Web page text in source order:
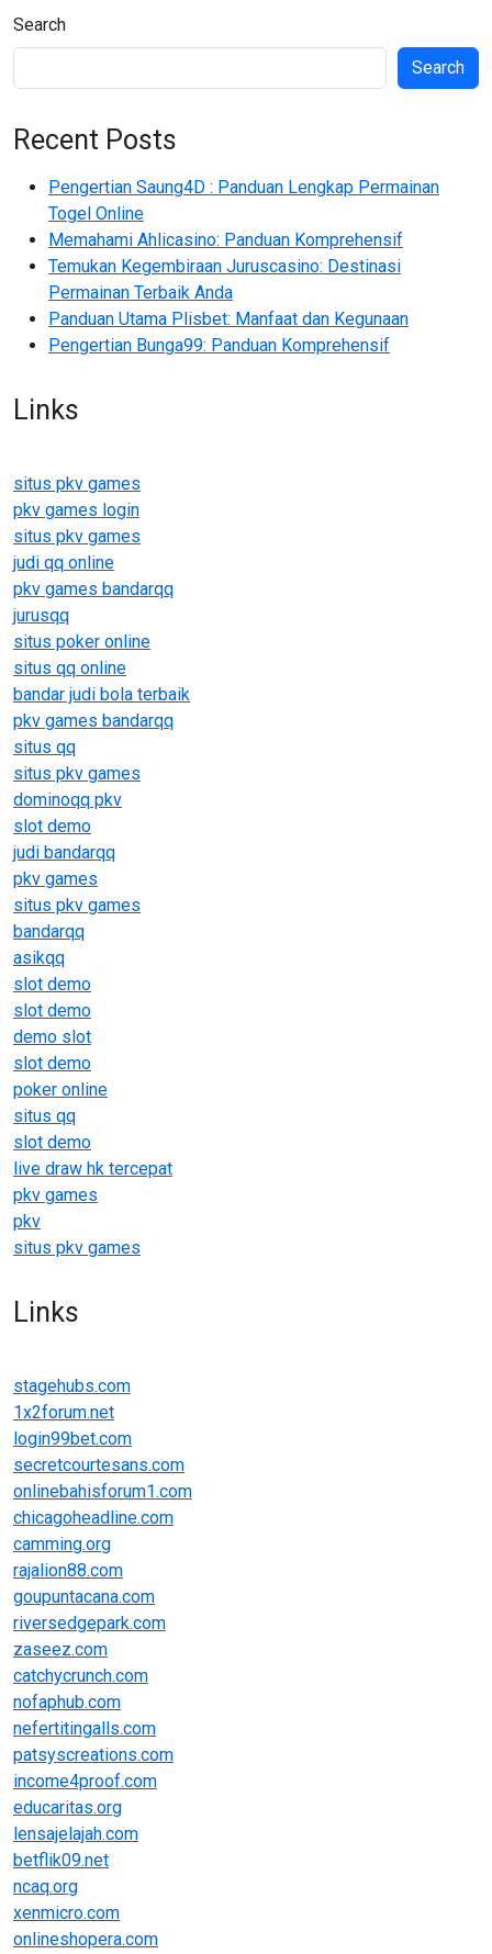
Search
Search
Recent Posts
Pengertian Saung4D : Panduan Lengkap Permainan
Togel Online
Memahami Ahlicasino: Panduan Komprehensif
Temukan Kegembiraan Juruscasino: Destinasi
Permainan Terbaik Anda
Panduan Utama Plisbet: Manfaat dan Kegunaan
Pengertian Bunga99: Panduan Komprehensif
Links
situs pkv games
pkv games login
situs pkv games
judi qq online
pkv games bandarqq
jurusqq
situs poker online
situs qq online
bandar judi bola terbaik
pkv games bandarqq
situs qq
situs pkv games
dominoqq pkv
slot demo
judi bandarqq
pkv games
situs pkv games
bandarqq
asikqq
slot demo
slot demo
demo slot
slot demo
poker online
situs qq
slot demo
live draw hk tercepat
pkv games
pkv
situs pkv games
Links
stagehubs.com
1x2forum.net
login99bet.com
secretcourtesans.com
onlinebahisforum1.com
chicagoheadline.com
camming.org
rajalion88.com
goupuntacana.com
riversedgepark.com
zaseez.com
catchycrunch.com
nofaphub.com
nefertitingalls.com
patsyscreations.com
income4proof.com
educaritas.org
lensajelajah.com
betflik09.net
ncaq.org
xenmicro.com
onlineshopera.com